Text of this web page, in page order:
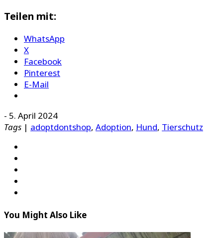
Teilen mit:
WhatsApp
X
Facebook
Pinterest
E-Mail
- 5. April 2024
Tags | adoptdontshop, Adoption, Hund, Tierschutz
You Might Also Like